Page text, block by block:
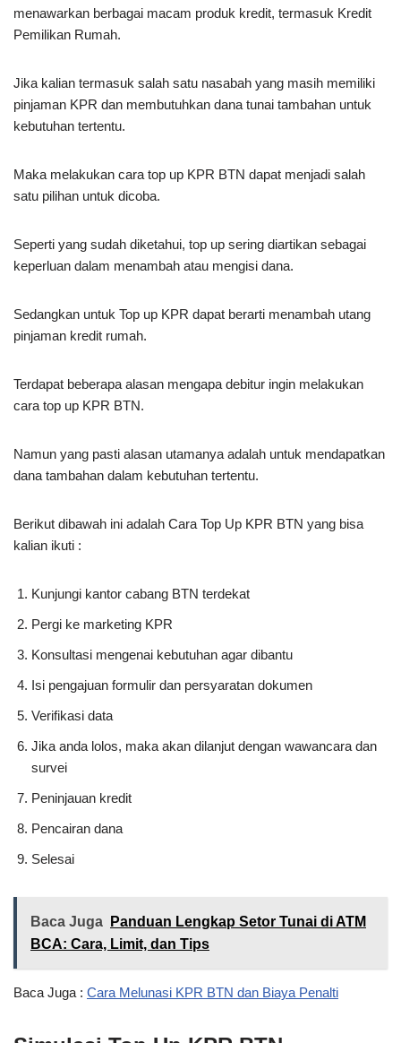
menawarkan berbagai macam produk kredit, termasuk Kredit
Pemilikan Rumah.
Jika kalian termasuk salah satu nasabah yang masih memiliki
pinjaman KPR dan membutuhkan dana tunai tambahan untuk
kebutuhan tertentu.
Maka melakukan cara top up KPR BTN dapat menjadi salah
satu pilihan untuk dicoba.
Seperti yang sudah diketahui, top up sering diartikan sebagai
keperluan dalam menambah atau mengisi dana.
Sedangkan untuk Top up KPR dapat berarti menambah utang
pinjaman kredit rumah.
Terdapat beberapa alasan mengapa debitur ingin melakukan
cara top up KPR BTN.
Namun yang pasti alasan utamanya adalah untuk mendapatkan
dana tambahan dalam kebutuhan tertentu.
Berikut dibawah ini adalah Cara Top Up KPR BTN yang bisa
kalian ikuti :
Kunjungi kantor cabang BTN terdekat
Pergi ke marketing KPR
Konsultasi mengenai kebutuhan agar dibantu
Isi pengajuan formulir dan persyaratan dokumen
Verifikasi data
Jika anda lolos, maka akan dilanjut dengan wawancara dan
survei
Peninjauan kredit
Pencairan dana
Selesai
Baca Juga
Panduan Lengkap Setor Tunai di ATM
BCA: Cara, Limit, dan Tips
Baca Juga : Cara Melunasi KPR BTN dan Biaya Penalti